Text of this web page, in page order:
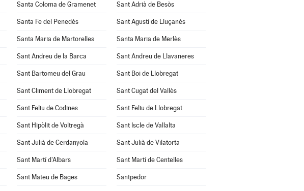
Santa Coloma de Gramenet Sant Adrià de Besòs
Santa Fe del Penedès Sant Agustí de Lluçanès
Santa Maria de Martorelles Santa Maria de Merlès
Sant Andreu de la Barca Sant Andreu de Llavaneres
Sant Bartomeu del Grau Sant Boi de Llobregat
Sant Climent de Llobregat Sant Cugat del Vallès
Sant Feliu de Codines Sant Feliu de Llobregat
Sant Hipòlit de Voltregà Sant Iscle de Vallalta
Sant Julià de Cerdanyola Sant Julià de Vilatorta
Sant Martí d'Albars Sant Martí de Centelles
Sant Mateu de Bages Santpedor